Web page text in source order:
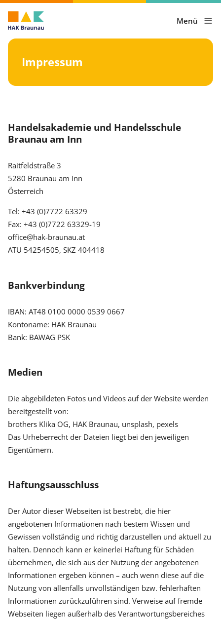
Menü
Impressum
Handelsakademie und Handelsschule
Braunau am Inn
Raitfeldstraße 3
5280 Braunau am Inn
Österreich
Tel: +43 (0)7722 63329
Fax: +43 (0)7722 63329-19
office@hak-braunau.at
ATU 54254505, SKZ 404418
Bankverbindung
IBAN: AT48 0100 0000 0539 0667
Kontoname: HAK Braunau
Bank: BAWAG PSK
Medien
Die abgebildeten Fotos und Videos auf der Website werden
bereitgestellt von:
brothers Klika OG, HAK Braunau, unsplash, pexels
Das Urheberrecht der Dateien liegt bei den jeweiligen
Eigentümern.
Haftungsausschluss
Der Autor dieser Webseiten ist bestrebt, die hier
angebotenen Informationen nach bestem Wissen und
Gewissen vollständig und richtig darzustellen und aktuell zu
halten. Dennoch kann er keinerlei Haftung für Schäden
übernehmen, die sich aus der Nutzung der angebotenen
Informationen ergeben können – auch wenn diese auf die
Nutzung von allenfalls unvollständigen bzw. fehlerhaften
Informationen zurückzuführen sind. Verweise auf fremde
Webseiten liegen außerhalb des Verantwortungsbereiches